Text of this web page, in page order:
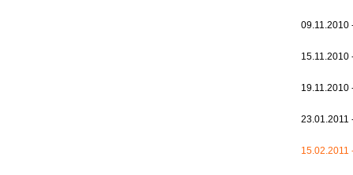
09.11.2010
15.11.2010
19.11.2010
23.01.2011
15.02.2011